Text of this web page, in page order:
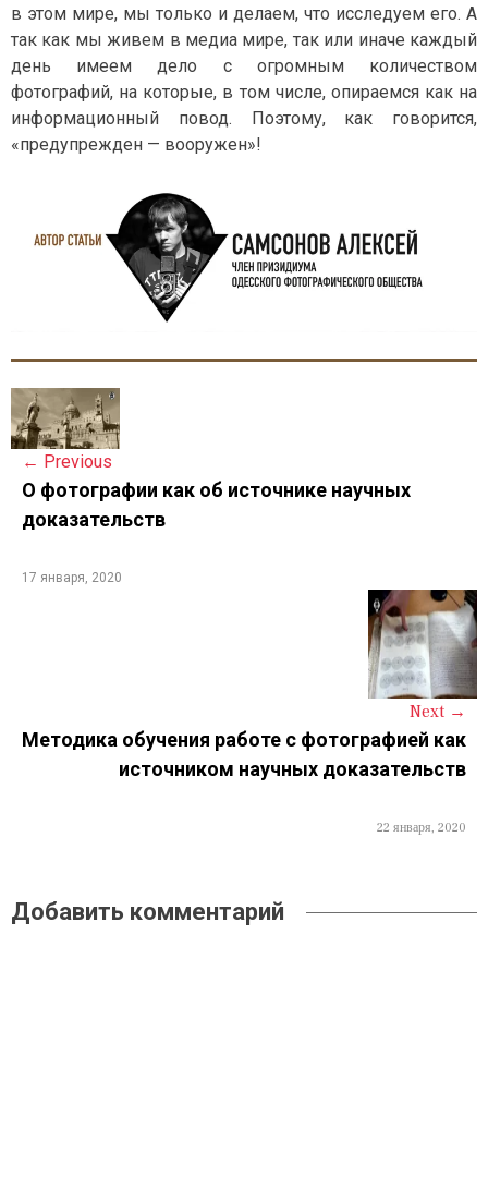
в этом мире, мы только и делаем, что исследуем его. А
так как мы живем в медиа мире, так или иначе каждый
день имеем дело с огромным количеством
фотографий, на которые, в том числе, опираемся как на
информационный повод. Поэтому, как говорится,
«предупрежден — вооружен»!
o
s
n
← Previous
О фотографии как об источнике научных
доказательств
17 января, 2020
Next →
Методика обучения работе с фотографией как
источником научных доказательств
22 января, 2020
Добавить комментарий